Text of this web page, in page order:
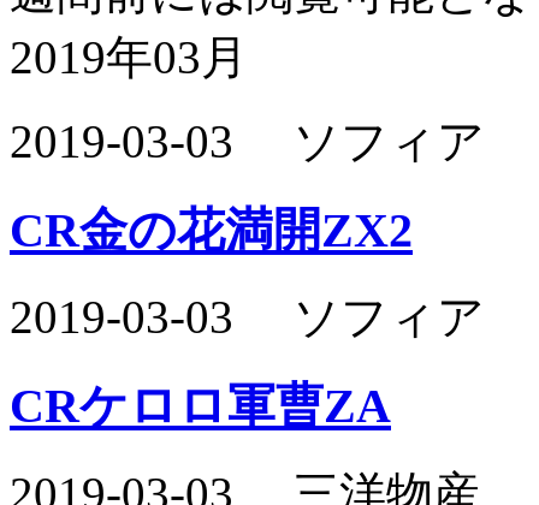
2019年03月
2019-03-03 ソフィア
CR金の花満開ZX2
2019-03-03 ソフィア
CRケロロ軍曹ZA
2019-03-03 三洋物産